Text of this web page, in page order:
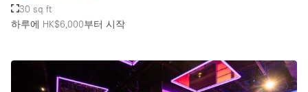
30 sq ft
하루에 HK$6,000부터 시작